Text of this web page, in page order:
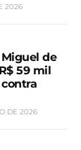
2026
de
59 mil
DE 2026